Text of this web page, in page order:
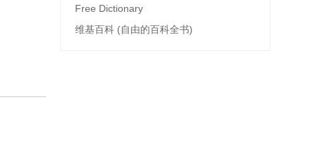
Free Dictionary
维基百科 (自由的百科全书)